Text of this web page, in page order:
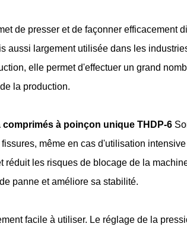
de presser et de façonner efficacement
aussi largement utilisée dans les
elle permet d'effectuer un grand
la production.
comprimés à poinçon unique THDP-6
même en cas d'utilisation
les risques de blocage de la
panne et améliore sa stabilité.
facile à utiliser. Le réglage de la